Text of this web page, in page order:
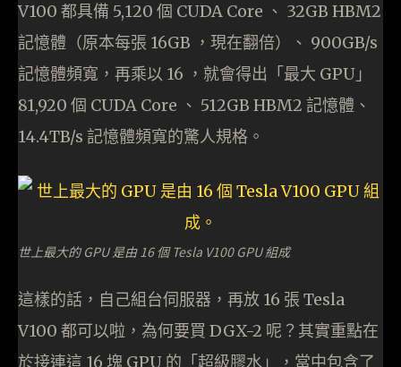
V100 都具備 5,120 個 CUDA Core 、 32GB HBM2
記憶體（原本每張 16GB ，現在翻倍）、 900GB/s
記憶體頻寬，再乘以 16 ，就會得出「最大 GPU」
81,920 個 CUDA Core 、 512GB HBM2 記憶體、
14.4TB/s 記憶體頻寬的驚人規格。
世上最大的 GPU 是由 16 個 Tesla V100 GPU 組成
這樣的話，自己組台伺服器，再放 16 張 Tesla
V100 都可以啦，為何要買 DGX-2 呢？其實重點在
於接連這 16 塊 GPU 的「超級膠水」，當中包含了